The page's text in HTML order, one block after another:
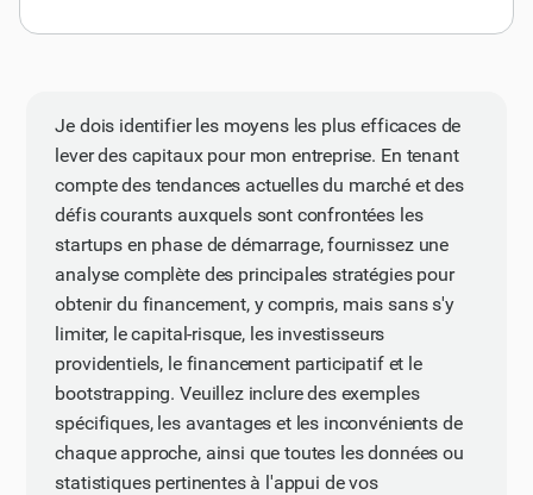
Je dois identifier les moyens les plus efficaces de
lever des capitaux pour mon entreprise. En tenant
compte des tendances actuelles du marché et des
défis courants auxquels sont confrontées les
startups en phase de démarrage, fournissez une
analyse complète des principales stratégies pour
obtenir du financement, y compris, mais sans s'y
limiter, le capital-risque, les investisseurs
providentiels, le financement participatif et le
bootstrapping. Veuillez inclure des exemples
spécifiques, les avantages et les inconvénients de
chaque approche, ainsi que toutes les données ou
statistiques pertinentes à l'appui de vos